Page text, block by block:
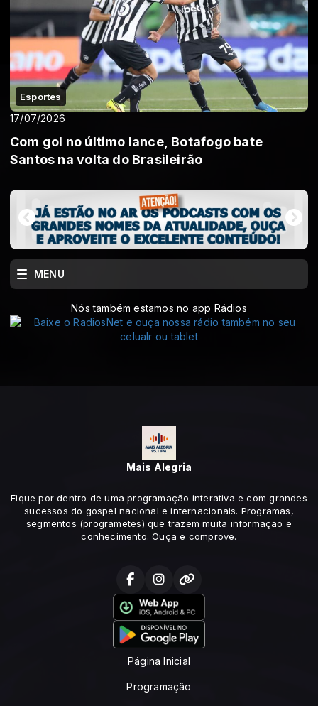
Esportes
17/07/2026
Com gol no último lance, Botafogo bate
Santos na volta do Brasileirão
MENU
Nós também estamos no app Rádios
Mais Alegria
Fique por dentro de uma programação interativa e com grandes
sucessos do gospel nacional e internacionais. Programas,
segmentos (programetes) que trazem muita informação e
conhecimento. Ouça e comprove.
Página Inicial
Programação